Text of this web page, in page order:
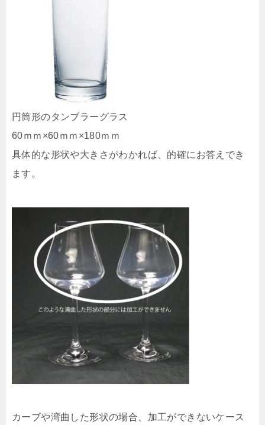
円筒形のタンブラーグラス
60ｍｍ×60ｍｍ×180ｍｍ
具体的な形状や大きさがわかれば、的確にお答えでき
ます。
カーブや湾曲した形状の場合、加工ができないケース